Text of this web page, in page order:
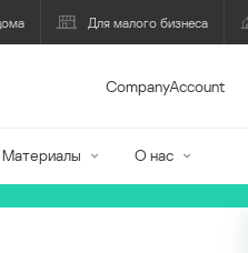
Для малого бизнеса
CompanyAccount
Материалы О нас